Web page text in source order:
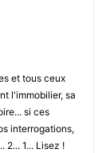
et tous ceux
l'immobilier, sa
si ces
interrogations,
2... 1... Lisez !